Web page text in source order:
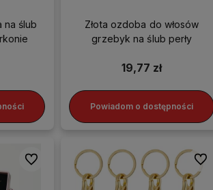
na ślub
Złota ozdoba do włosów
grzebyk na ślub perły
19,77 zł
Powiadom o dostępności
Do ulubionych Do